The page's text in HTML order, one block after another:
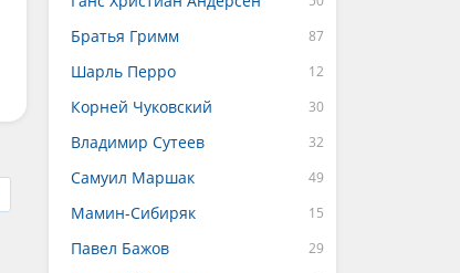
Братья Гримм
Шарль Перро
Корней Чуковский
Владимир Сутеев
Самуил Маршак
Мамин-Сибиряк
Павел Бажов